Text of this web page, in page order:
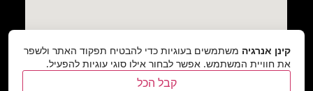
קינן אנרגיה משתמשים בעוגיות כדי להבטיח תפקוד האתר ולשפר
את חוויית המשתמש. אפשר לבחור אילו סוגי עוגיות להפעיל.
קבל הכל